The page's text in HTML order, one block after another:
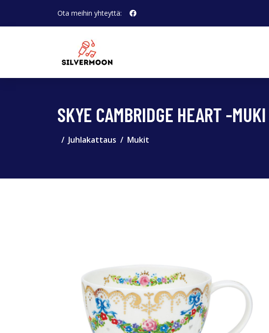
Ota meihin yhteyttä:
SKYE CAMBRIDGE HEART -MUKI
Juhlakattaus Mukit